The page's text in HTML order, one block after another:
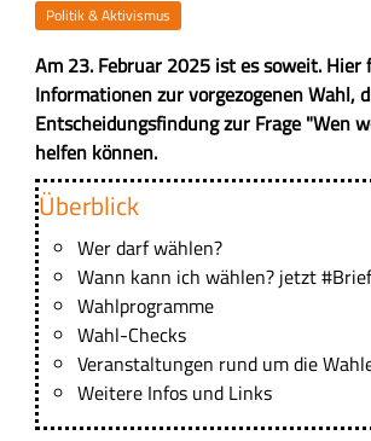
Politik & Aktivismus
Z
u
s
a
m
m
e
n
f
a
s
s
u
Am 23. Februar 2025 ist es soweit.
Informationen zur vorgezogenen Wahl,
Entscheidungsfindung zur Frage "Wen
helfen können.
H
a
u
p
t
-
I
n
h
Überblick
Wer darf wählen?
Wann kann ich wählen? jetzt
Wahlprogramme
Wahl-Checks
Veranstaltungen rund um die
Weitere Infos und Links